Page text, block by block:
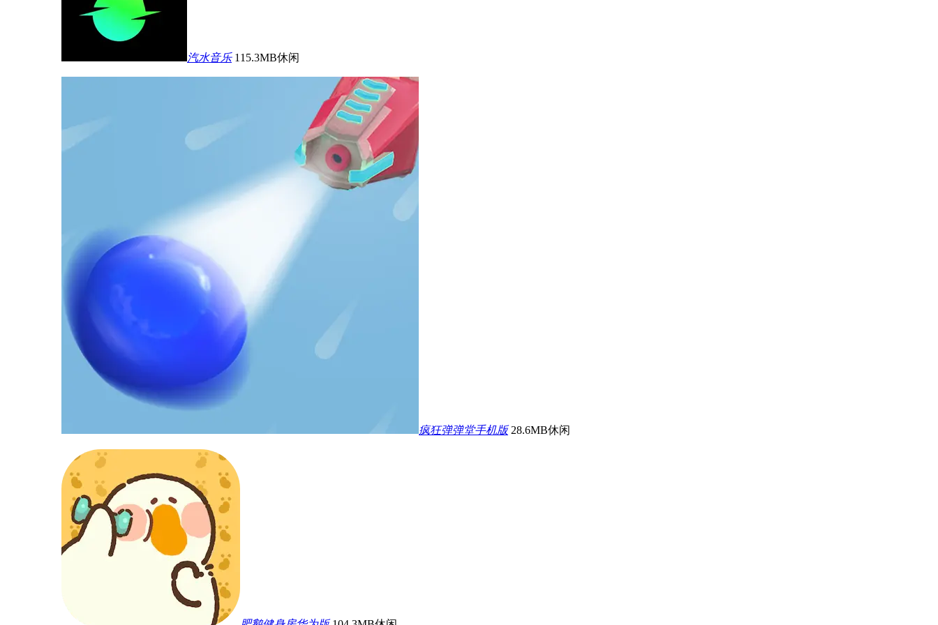
汽水音乐 115.3MB休闲
疯狂弹弹堂手机版 28.6MB休闲